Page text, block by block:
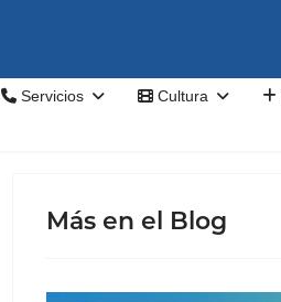
Servicios Cultura
Más en el Blog